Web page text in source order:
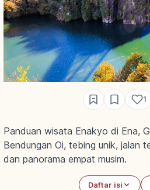
1
Panduan wisata Enakyo di Ena,
Bendungan Oi, tebing unik, jalan
dan panorama empat musim.
Daftar isi